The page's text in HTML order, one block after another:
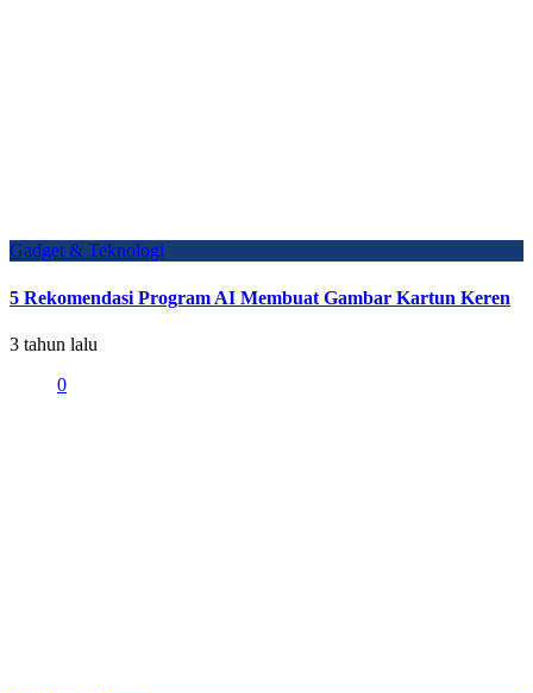
Gadget & Teknologi
5 Rekomendasi Program AI Membuat Gambar Kartun Keren
3 tahun lalu
0